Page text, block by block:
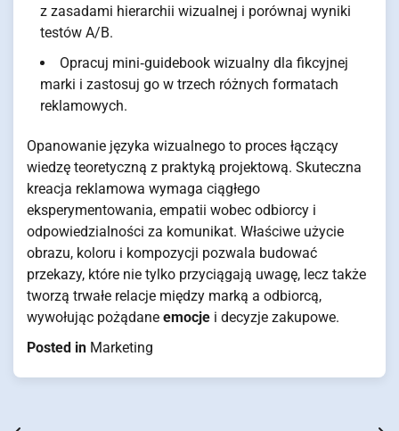
z zasadami hierarchii wizualnej i porównaj wyniki
testów A/B.
Opracuj mini‑guidebook wizualny dla fikcyjnej
marki i zastosuj go w trzech różnych formatach
reklamowych.
Opanowanie języka wizualnego to proces łączący
wiedzę teoretyczną z praktyką projektową. Skuteczna
kreacja reklamowa wymaga ciągłego
eksperymentowania, empatii wobec odbiorcy i
odpowiedzialności za komunikat. Właściwe użycie
obrazu, koloru i kompozycji pozwala budować
przekazy, które nie tylko przyciągają uwagę, lecz także
tworzą trwałe relacje między marką a odbiorcą,
wywołując pożądane emocje i decyzje zakupowe.
Posted in Marketing